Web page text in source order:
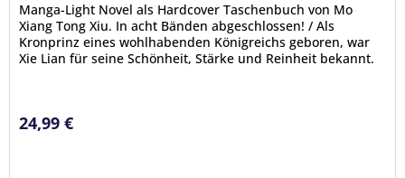
Manga-Light Novel als Hardcover Taschenbuch von Mo
Xiang Tong Xiu. In acht Bänden abgeschlossen! / Als
Kronprinz eines wohlhabenden Königreichs geboren, war
Xie Lian für seine Schönheit, Stärke und Reinheit bekannt.
24,99 €